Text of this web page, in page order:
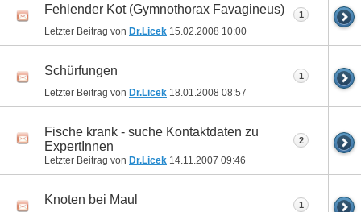
Fehlender Kot (Gymnothorax Favagineus)
Letzter Beitrag von Dr.Licek 15.02.2008 10:00
1
Schürfungen
Letzter Beitrag von Dr.Licek 18.01.2008 08:57
1
Fische krank - suche Kontaktdaten zu
ExpertInnen
Letzter Beitrag von Dr.Licek 14.11.2007 09:46
2
Knoten bei Maul 1